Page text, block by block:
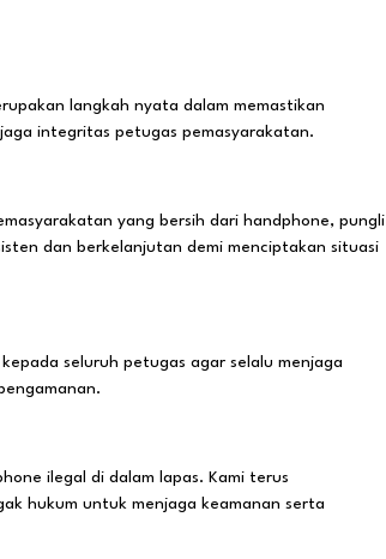
langkah nyata dalam memastikan
integritas petugas pemasyarakatan.
yang bersih dari handphone, pungli
dan berkelanjutan demi menciptakan situasi
seluruh petugas agar selalu menjaga
ilegal di dalam lapas. Kami terus
hukum untuk menjaga keamanan serta